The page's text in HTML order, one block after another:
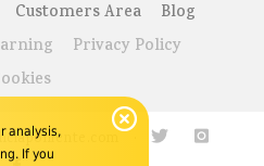
analysis,
If you
Customers Area
Blog
Privacy Policy